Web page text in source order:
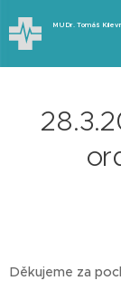
MUDr. Tomáš
Děkujeme za